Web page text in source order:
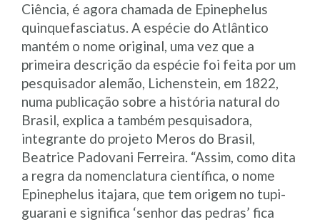
Ciência, é agora chamada de Epinephelus
quinquefasciatus. A espécie do Atlântico
mantém o nome original, uma vez que a
primeira descrição da espécie foi feita por um
pesquisador alemão, Lichenstein, em 1822,
numa publicação sobre a história natural do
Brasil, explica a também pesquisadora,
integrante do projeto Meros do Brasil,
Beatrice Padovani Ferreira. “Assim, como dita
a regra da nomenclatura científica, o nome
Epinephelus itajara, que tem origem no tupi-
guarani e significa ‘senhor das pedras’ fica